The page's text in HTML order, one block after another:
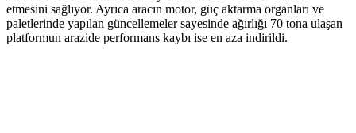
etmesini sağlıyor. Ayrıca aracın motor, güç aktarma organları ve
paletlerinde yapılan güncellemeler sayesinde ağırlığı 70 tona ulaşan
platformun arazide performans kaybı ise en aza indirildi.